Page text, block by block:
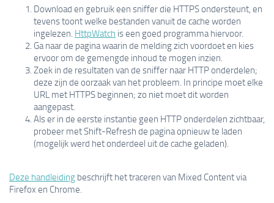
Download en gebruik een sniffer die HTTPS ondersteunt, en
tevens toont welke bestanden vanuit de cache worden
ingelezen. HttpWatch is een goed programma hiervoor.
Ga naar de pagina waarin de melding zich voordoet en kies
ervoor om de gemengde inhoud te mogen inzien.
Zoek in de resultaten van de sniffer naar HTTP onderdelen;
deze zijn de oorzaak van het probleem. In principe moet elke
URL met HTTPS beginnen; zo niet moet dit worden
aangepast.
Als er in de eerste instantie geen HTTP onderdelen zichtbaar,
probeer met Shift-Refresh de pagina opnieuw te laden
(mogelijk werd het onderdeel uit de cache geladen).
Deze handleiding beschrijft het traceren van Mixed Content via
Firefox en Chrome.